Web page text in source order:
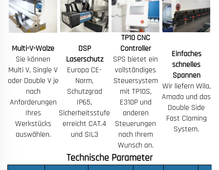
Multi-V-Walze
Sie können
Multi V, Single V
oder Double V je
nach
Anforderungen
Ihres
Werkstücks
auswählen.
DSP
Laserschutz
Europa CE-
Norm,
Schutzgrad
IP65,
Sicherheitsstufe
erreicht CAT.4
und SIL3
TP10 CNC
Controller
SPS bietet ein
vollständiges
Steuersystem
mit TP10S,
E310P und
anderen
Steuerungen
nach Ihrem
Wunsch an.
Einfaches
schnelles
Spannen
Wir liefern Wila,
Amada und das
Double Side
Fast Claming
System.
Technische Parameter